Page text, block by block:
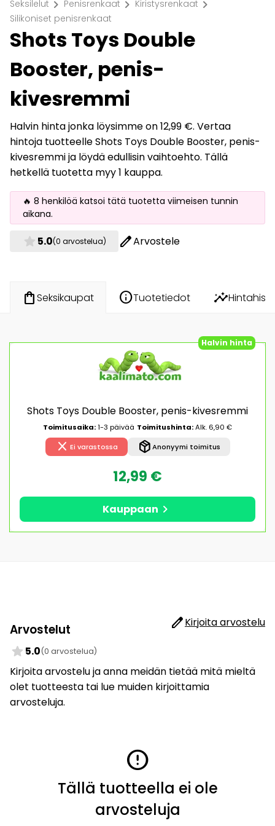
Seksilelut chevron_right Penisrenkaat chevron_right Kiristysrenkaat chevron_right
Silikoniset penisrenkaat
Shots Toys Double
Booster, penis-
kivesremmi
Halvin hinta jonka löysimme on 12,99 €. Vertaa
hintoja tuotteelle Shots Toys Double Booster, penis-
kivesremmi ja löydä edullisin vaihtoehto. Tällä
hetkellä tuotetta myy 1 kauppa.
🔥 8 henkilöä katsoi tätä tuotetta viimeisen tunnin
aikana.
star 5.0(0 arvostelua) editArvostele
shopping_bagSeksikaupat infoTuotetiedot insights
Halvin hinta
Shots Toys Double Booster, penis-kivesremmi
Toimitusaika:1-3 päivää Toimitushinta:Alk. 6,90 €
close Ei varastossa package_2Anonyymi toimitus
12,99 €
Kauppaan chevron_right
Arvostelut editKirjoita arvostelu
star 5.0(0 arvostelua)
Kirjoita arvostelu ja anna meidän tietää mitä mieltä
olet tuotteesta tai lue muiden kirjoittamia
arvosteluja.
error
Tällä tuotteella ei ole
arvosteluja